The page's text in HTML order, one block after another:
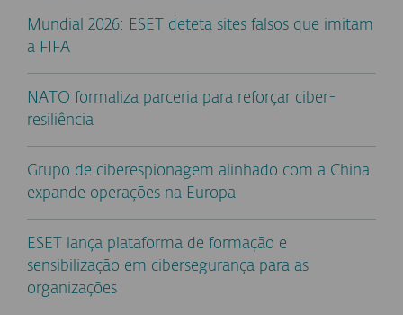
Mundial 2026: ESET deteta sites falsos que imitam
a FIFA
NATO formaliza parceria para reforçar ciber-
resiliência
Grupo de ciberespionagem alinhado com a China
expande operações na Europa
ESET lança plataforma de formação e
sensibilização em cibersegurança para as
organizações